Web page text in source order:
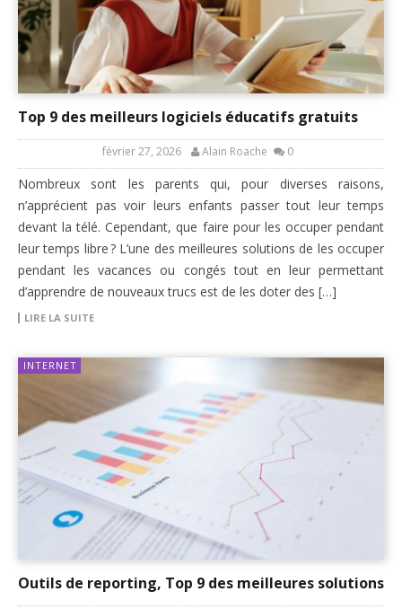
Top 9 des meilleurs logiciels éducatifs gratuits
février 27, 2026 Alain Roache 0
Nombreux sont les parents qui, pour diverses raisons,
n’apprécient pas voir leurs enfants passer tout leur temps
devant la télé. Cependant, que faire pour les occuper pendant
leur temps libre ? L’une des meilleures solutions de les occuper
pendant les vacances ou congés tout en leur permettant
d’apprendre de nouveaux trucs est de les doter des […]
LIRE LA SUITE
INTERNET
Outils de reporting, Top 9 des meilleures solutions